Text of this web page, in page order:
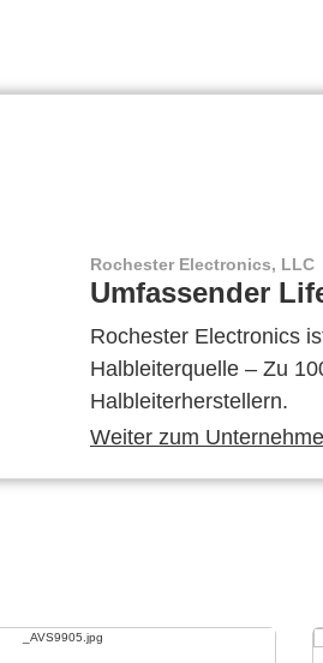
Rochester Electronics, LLC
Umfassender
Rochester Electronics
Halbleiterquelle – Zu
Halbleiterherstellern.
Weiter zum